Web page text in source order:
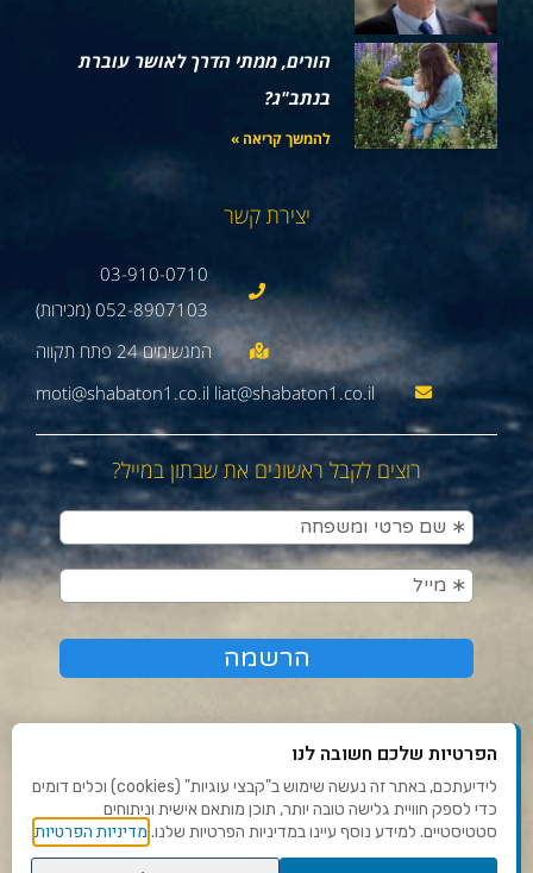
הורים, ממתי הדרך לאושר עוברת
בנתב"ג?
להמשך קריאה »
יצירת קשר
03-910-0710
052-8907103 (מכירות)
moti@shabaton1.co.il liat@shabaton1.co.il
רוצים לקבל ראשונים את שבתון במייל?
תנאי שימוש ומדיניות פרטיות
פנו אלינו
הפרטיות שלכם חשובה לנו
לידיעתכם, באתר זה נעשה שימוש ב"קבצי עוגיות" (cookies) וכלים דומים
כדי לספק חוויית גלישה טובה יותר, תוכן מותאם אישית וניתוחים
סטטיסטיים. למידע נוסף עיינו במדיניות הפרטיות שלנו. מדיניות הפרטיות